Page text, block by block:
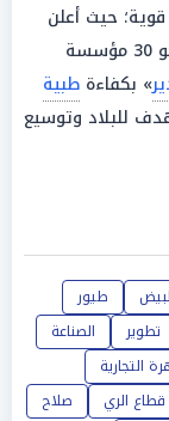
حيث أعلن
في مذكرته الفنية «موضحاً أن هناك نحو 30 مؤسسة
» بكفاءة طبية
للبلاد وتوسيع
طيور
تطوير
الصناعة
التجارية
قطاع الري
صلاح